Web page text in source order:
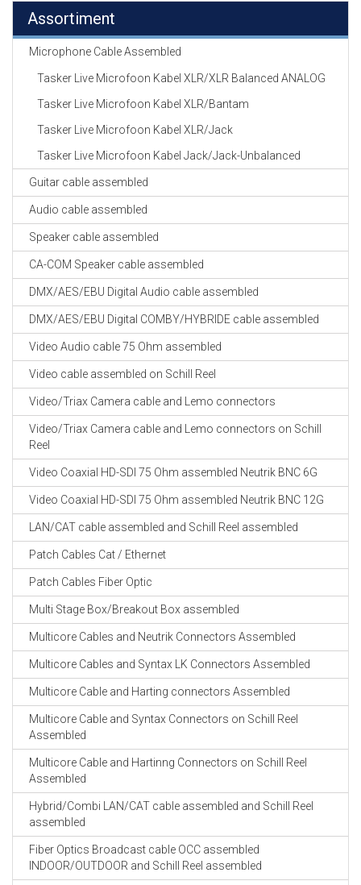
Assortiment
Microphone Cable Assembled
Tasker Live Microfoon Kabel XLR/XLR Balanced ANALOG
Tasker Live Microfoon Kabel XLR/Bantam
Tasker Live Microfoon Kabel XLR/Jack
Tasker Live Microfoon Kabel Jack/Jack-Unbalanced
Guitar cable assembled
Audio cable assembled
Speaker cable assembled
CA-COM Speaker cable assembled
DMX/AES/EBU Digital Audio cable assembled
DMX/AES/EBU Digital COMBY/HYBRIDE cable assembled
Video Audio cable 75 Ohm assembled
Video cable assembled on Schill Reel
Video/Triax Camera cable and Lemo connectors
Video/Triax Camera cable and Lemo connectors on Schill
Reel
Video Coaxial HD-SDI 75 Ohm assembled Neutrik BNC 6G
Video Coaxial HD-SDI 75 Ohm assembled Neutrik BNC 12G
LAN/CAT cable assembled and Schill Reel assembled
Patch Cables Cat / Ethernet
Patch Cables Fiber Optic
Multi Stage Box/Breakout Box assembled
Multicore Cables and Neutrik Connectors Assembled
Multicore Cables and Syntax LK Connectors Assembled
Multicore Cable and Harting connectors Assembled
Multicore Cable and Syntax Connectors on Schill Reel
Assembled
Multicore Cable and Hartinng Connectors on Schill Reel
Assembled
Hybrid/Combi LAN/CAT cable assembled and Schill Reel
assembled
Fiber Optics Broadcast cable OCC assembled
INDOOR/OUTDOOR and Schill Reel assembled